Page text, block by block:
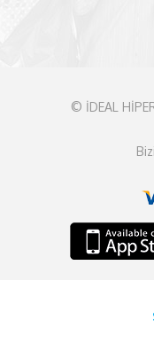
© İDEAL